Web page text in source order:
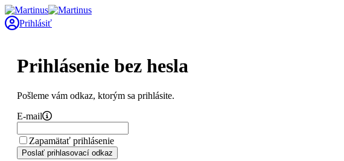
Prihlásiť
Prihlásenie bez hesla
Pošleme vám odkaz, ktorým sa prihlásite.
E-mail
Zapamätať prihlásenie
Poslať prihlasovací odkaz